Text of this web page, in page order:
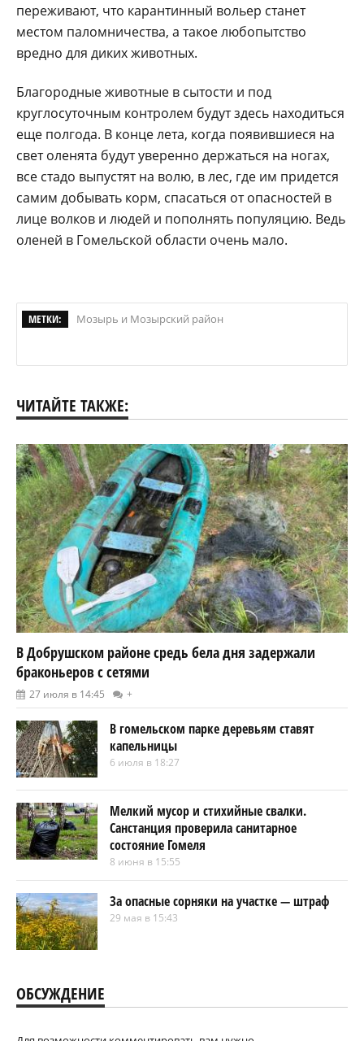
переживают, что карантинный вольер станет
местом паломничества, а такое любопытство
вредно для диких животных.
Благородные животные в сытости и под
круглосуточным контролем будут здесь находиться
еще полгода. В конце лета, когда появившиеся на
свет оленята будут уверенно держаться на ногах,
все стадо выпустят на волю, в лес, где им придется
самим добывать корм, спасаться от опасностей в
лице волков и людей и пополнять популяцию. Ведь
оленей в Гомельской области очень мало.
МЕТКИ: Мозырь и Мозырский район
ЧИТАЙТЕ ТАКЖЕ:
В Добрушском районе средь бела дня задержали
браконьеров с сетями
27 июля в 14:45 +
В гомельском парке деревьям ставят
капельницы
6 июля в 18:27
Мелкий мусор и стихийные свалки.
Санстанция проверила санитарное
состояние Гомеля
8 июня в 15:55
За опасные сорняки на участке — штраф
29 мая в 15:43
ОБСУЖДЕНИЕ